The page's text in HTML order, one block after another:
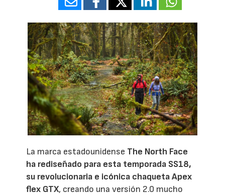
La marca estadounidense The North Face
ha rediseñado para esta temporada SS18,
su revolucionaria e icónica chaqueta Apex
flex GTX, creando una versión 2.0 mucho